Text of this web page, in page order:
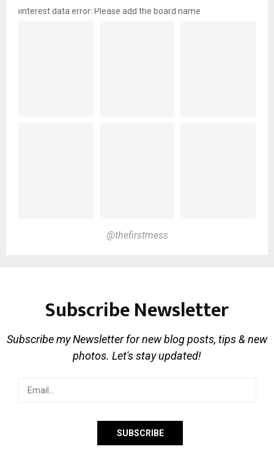
pinterest data error: Please add the board name
@thefirstmess
Subscribe Newsletter
Subscribe my Newsletter for new blog posts, tips & new
photos. Let's stay updated!